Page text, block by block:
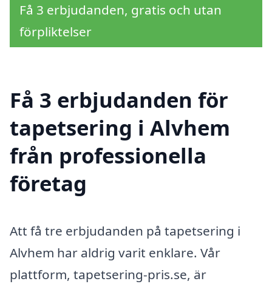
Få 3 erbjudanden, gratis och utan
förpliktelser
Få 3 erbjudanden för
tapetsering i Alvhem
från professionella
företag
Att få tre erbjudanden på tapetsering i
Alvhem har aldrig varit enklare. Vår
plattform, tapetsering-pris.se, är